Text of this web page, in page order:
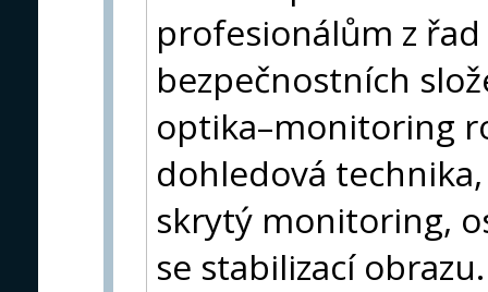
profesionálům z
bezpečnostních
optika–monitoring
dohledová
skrytý monitoring,
se stabilizací